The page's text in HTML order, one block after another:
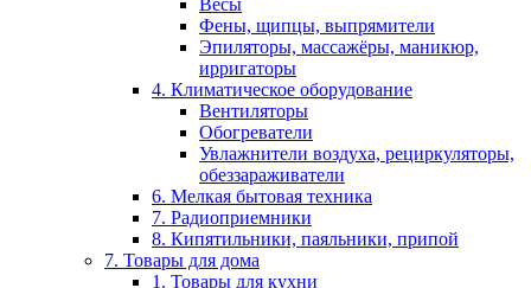
Весы
Фены, щипцы, выпрямители
Эпиляторы, массажёры, маникюр,
ирригаторы
4. Климатическое оборудование
Вентиляторы
Обогреватели
Увлажнители воздуха, рециркуляторы,
обеззараживатели
6. Мелкая бытовая техника
7. Радиоприемники
8. Кипятильники, паяльники, припой
7. Товары для дома
1. Товары для кухни